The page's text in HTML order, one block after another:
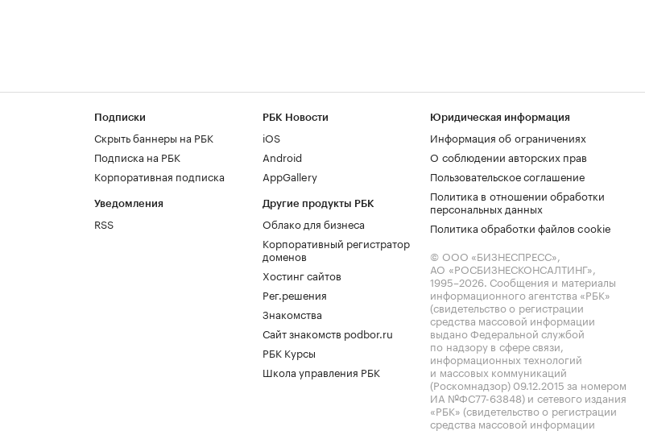
Подписки
Скрыть баннеры на РБК
Подписка на РБК
Корпоративная подписка
Уведомления
RSS
РБК Новости
iOS
Android
AppGallery
Другие продукты РБК
Облако для бизнеса
Корпоративный регистратор
доменов
Хостинг сайтов
Рег.решения
Знакомства
Сайт знакомств podbor.ru
РБК Курсы
Школа управления РБК
Юридическая информация
Информация об ограничениях
О соблюдении авторских прав
Пользовательское соглашение
Политика в отношении обработки
персональных данных
Политика обработки файлов cookie
© ООО «БИЗНЕСПРЕСС»,
АО «РОСБИЗНЕСКОНСАЛТИНГ»,
1995–2026. Сообщения и материалы
информационного агентства «РБК»
(свидетельство о регистрации
средства массовой информации
выдано Федеральной службой
по надзору в сфере связи,
информационных технологий
и массовых коммуникаций
(Роскомнадзор) 09.12.2015 за номером
ИА №ФС77-63848) и сетевого издания
«РБК» (свидетельство о регистрации
средства массовой информации